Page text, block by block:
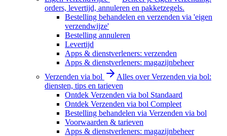
orders, levertijd, annuleren en pakketzegels.
Bestelling behandelen en verzenden via 'eigen
verzendwijze'
Bestelling annuleren
Levertijd
Apps & dienstverleners: verzenden
Apps & dienstverleners: magazijnbeheer
Verzenden via bol
Alles over Verzenden via bol:
diensten, tips en tarieven
Ontdek Verzenden via bol Standaard
Ontdek Verzenden via bol Compleet
Bestelling behandelen via Verzenden via bol
Voorwaarden & tarieven
Apps & dienstverleners: magazijnbeheer